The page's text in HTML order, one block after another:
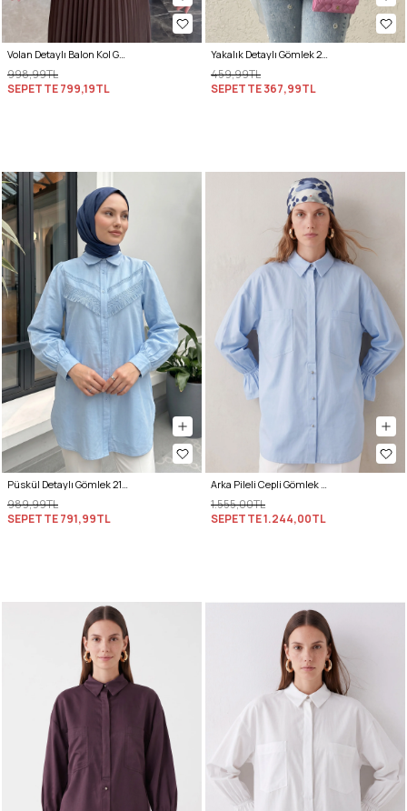
Volan Detaylı Balon Kol Gömlek Y0095 - SARI
998,99TL
SEPETTE799,19TL
Yakalık Detaylı Gömlek 2214 - BEYAZ
459,99TL
SEPETTE367,99TL
Püskül Detaylı Gömlek 2109 - BEBE MAVİSİ
989,99TL
SEPETTE791,99TL
Arka Pileli Cepli Gömlek Y0147 - BEBE MAVİSİ
1.555,00TL
SEPETTE1.244,00TL